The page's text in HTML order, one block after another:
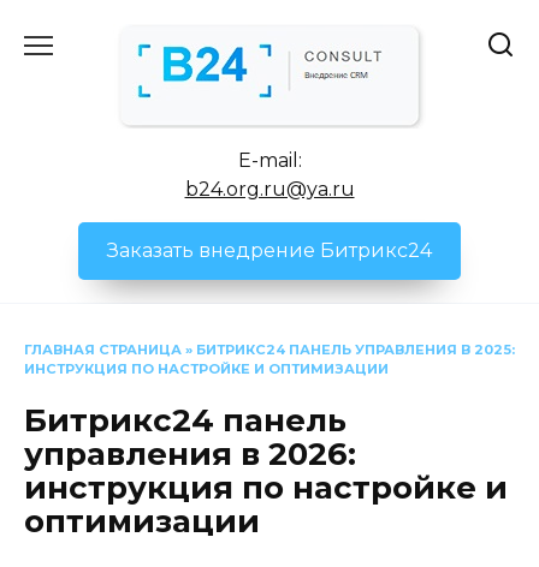
E-mail:
b24.org.ru@ya.ru
Заказать внедрение Битрикс24
ГЛАВНАЯ СТРАНИЦА » БИТРИКС24 ПАНЕЛЬ УПРАВЛЕНИЯ В 2025:
ИНСТРУКЦИЯ ПО НАСТРОЙКЕ И ОПТИМИЗАЦИИ
Битрикс24 панель
управления в 2026:
инструкция по настройке и
оптимизации